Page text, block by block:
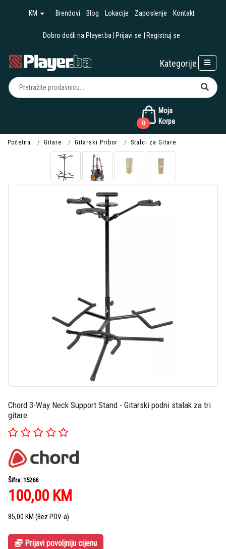
KM Brendovi Blog Lokacije Zaposlenje Kontakt
Dobro došli na Player.ba Prijavi se Registruj se
Moja
Korpa
0
Kategorije
Početna Gitare Gitarski Pribor Stalci za Gitare
Chord 3-Way Neck Support Stand - Gitarski podni stalak za tri
gitare
Šifra: 15266
100,00 KM
85,00 KM (Bez PDV-a)
Prijavi povoljniju cijenu